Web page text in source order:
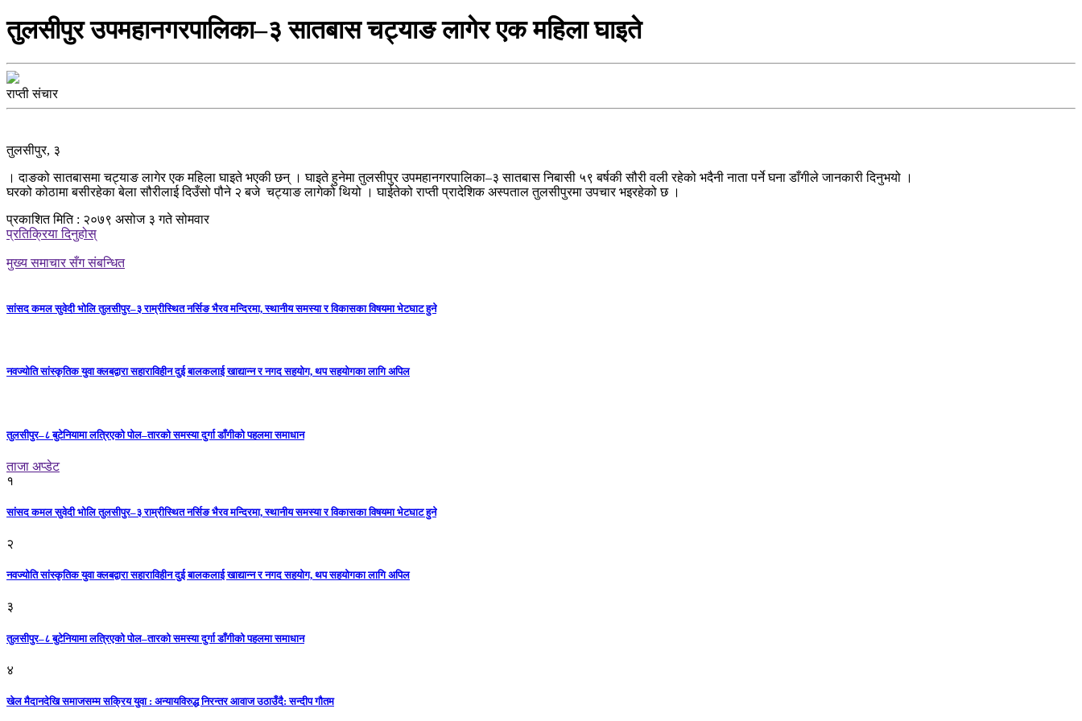
तुलसीपुर उपमहानगरपालिका–३ सातबास चट्याङ लागेर एक महिला घाइते
राप्ती संचार
तुलसीपुर, ३
। दाङको सातबासमा चट्याङ लागेर एक महिला घाइते भएकी छन् । घाइते हुनेमा तुलसीपुर उपमहानगरपालिका–३ सातबास निबासी ५९ बर्षकी सौरी वली रहेको भदैनी नाता पर्ने घना डाँगीले जानकारी दिनुभयो ।
घरको कोठामा बसीरहेका बेला सौरीलाई दिउँसो पौने २ बजे चट्याङ लागेको थियो । घाईतेको राप्ती प्रादेशिक अस्पताल तुलसीपुरमा उपचार भइरहेको छ ।
प्रकाशित मिति : २०७९ असोज ३ गते सोमवार
प्रतिक्रिया दिनुहोस्
मुख्य समाचार सँग संबन्धित
सांसद कमल सुवेदी भोलि तुलसीपुर–३ राम्रीस्थित नर्सिङ भैरव मन्दिरमा, स्थानीय समस्या र विकासका विषयमा भेटघाट हुने
नवज्योति सांस्कृतिक युवा क्लबद्वारा सहाराविहीन दुई बालकलाई खाद्यान्न र नगद सहयोग, थप सहयोगका लागि अपिल
तुलसीपुर–८ बुटेनियामा लत्रिएको पोल–तारको समस्या दुर्गा डाँगीको पहलमा समाधान
ताजा अप्डेट
१
सांसद कमल सुवेदी भोलि तुलसीपुर–३ राम्रीस्थित नर्सिङ भैरव मन्दिरमा, स्थानीय समस्या र विकासका विषयमा भेटघाट हुने
२
नवज्योति सांस्कृतिक युवा क्लबद्वारा सहाराविहीन दुई बालकलाई खाद्यान्न र नगद सहयोग, थप सहयोगका लागि अपिल
३
तुलसीपुर–८ बुटेनियामा लत्रिएको पोल–तारको समस्या दुर्गा डाँगीको पहलमा समाधान
४
खेल मैदानदेखि समाजसम्म सक्रिय युवा : अन्यायविरुद्ध निरन्तर आवाज उठाउँदै: सन्दीप गौतम